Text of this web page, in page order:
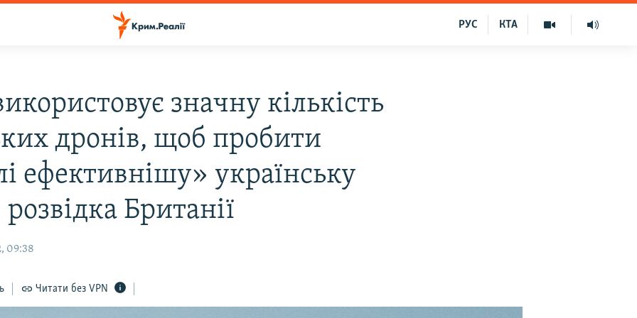
КТА
РУС
значну кількість
дронів, щоб пробити
ефективнішу» українську
Британії
09:38
Читати без VPN